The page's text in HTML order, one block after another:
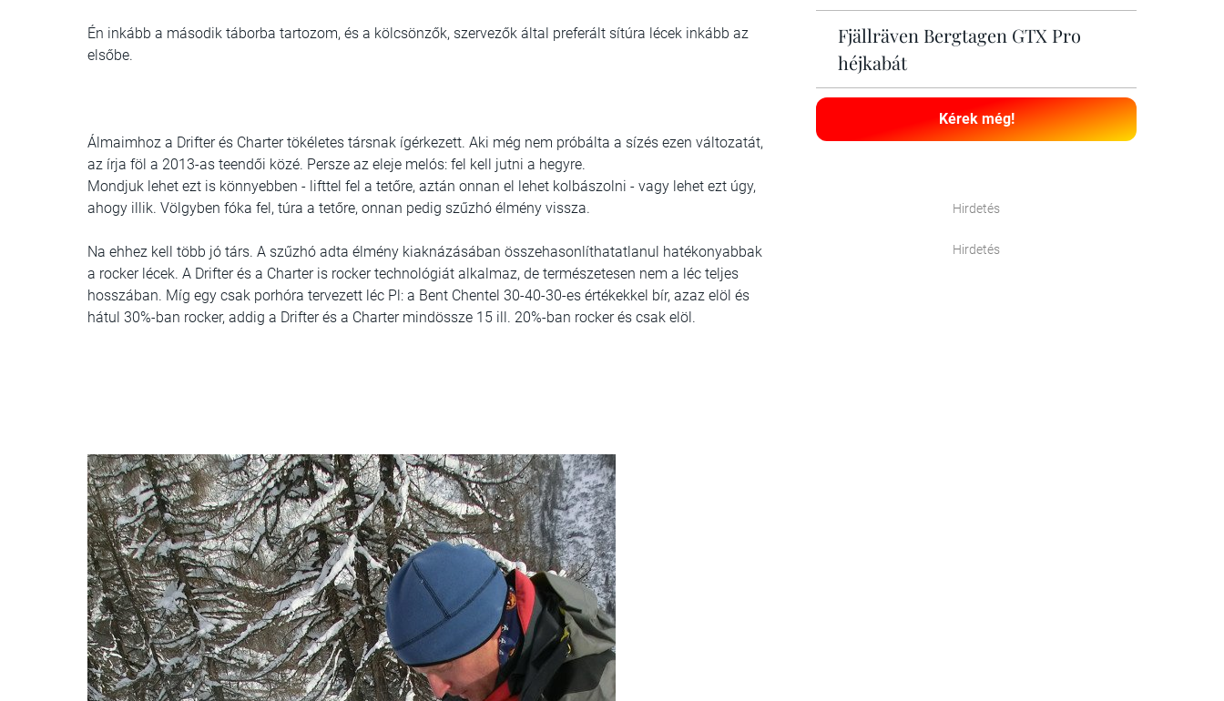
Én inkább a második táborba tartozom, és a kölcsönzők, szervezők által preferált sítúra lécek inkább az
elsőbe.
Álmaimhoz a Drifter és Charter tökéletes társnak ígérkezett. Aki még nem próbálta a sízés ezen változatát,
az írja föl a 2013-as teendői közé. Persze az eleje melós: fel kell jutni a hegyre.
Mondjuk lehet ezt is könnyebben - lifttel fel a tetőre, aztán onnan el lehet kolbászolni - vagy lehet ezt úgy,
ahogy illik. Völgyben fóka fel, túra a tetőre, onnan pedig szűzhó élmény vissza.
Na ehhez kell több jó társ. A szűzhó adta élmény kiaknázásában összehasonlíthatatlanul hatékonyabbak
a rocker lécek. A Drifter és a Charter is rocker technológiát alkalmaz, de természetesen nem a léc teljes
hosszában. Míg egy csak porhóra tervezett léc Pl: a Bent Chentel 30-40-30-es értékekkel bír, azaz elöl és
hátul 30%-ban rocker, addig a Drifter és a Charter mindössze 15 ill. 20%-ban rocker és csak elöl.
Fjällräven Bergtagen GTX Pro
héjkabát
Kérek még!
Hirdetés
Hirdetés